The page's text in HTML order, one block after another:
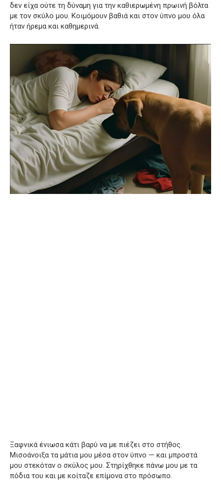
δεν είχα ούτε τη δύναμη για την καθιερωμένη πρωινή βόλτα
με τον σκύλο μου. Κοιμόμουν βαθιά και στον ύπνο μου όλα
ήταν ήρεμα και καθημερινά.
Ξαφνικά ένιωσα κάτι βαρύ να με πιέζει στο στήθος.
Μισοάνοιξα τα μάτια μου μέσα στον ύπνο — και μπροστά
μου στεκόταν ο σκύλος μου. Στηρίχθηκε πάνω μου με τα
πόδια του και με κοίταζε επίμονα στο πρόσωπο.